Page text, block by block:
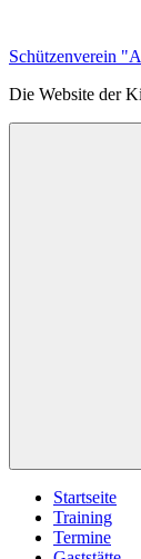
springen
Schützenverein
Die Website der
Startseite
Training
Termine